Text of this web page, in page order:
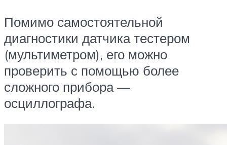
Помимо самостоятельной
диагностики датчика тестером
(мультиметром), его можно
проверить с помощью более
сложного прибора —
осциллографа.